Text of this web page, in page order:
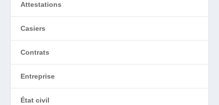
Attestations
Casiers
Contrats
Entreprise
État civil